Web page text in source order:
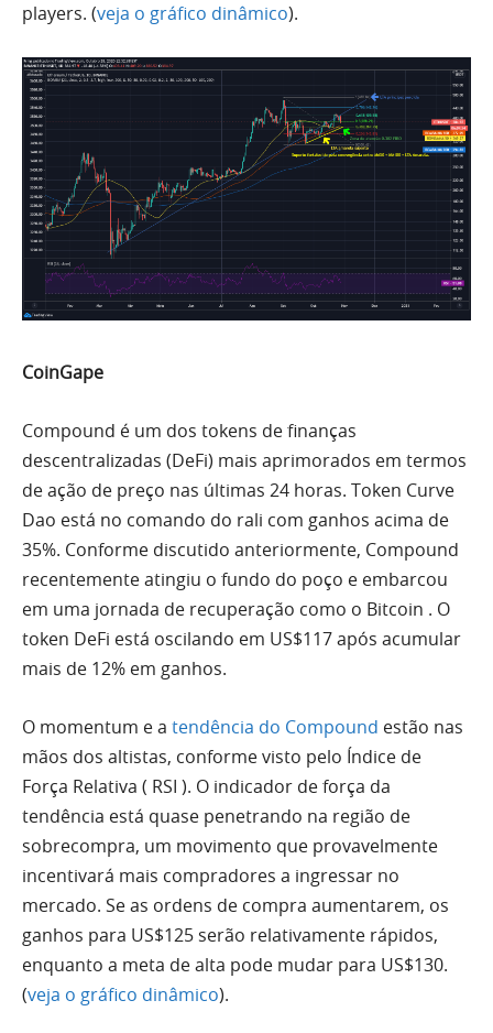
players. (veja o gráfico dinâmico).
CoinGape
Compound é um dos tokens de finanças
descentralizadas (DeFi) mais aprimorados em termos
de ação de preço nas últimas 24 horas. Token Curve
Dao está no comando do rali com ganhos acima de
35%. Conforme discutido anteriormente, Compound
recentemente atingiu o fundo do poço e embarcou
em uma jornada de recuperação como o Bitcoin . O
token DeFi está oscilando em US$117 após acumular
mais de 12% em ganhos.
O momentum e a tendência do Compound estão nas
mãos dos altistas, conforme visto pelo Índice de
Força Relativa ( RSI ). O indicador de força da
tendência está quase penetrando na região de
sobrecompra, um movimento que provavelmente
incentivará mais compradores a ingressar no
mercado. Se as ordens de compra aumentarem, os
ganhos para US$125 serão relativamente rápidos,
enquanto a meta de alta pode mudar para US$130.
(veja o gráfico dinâmico).